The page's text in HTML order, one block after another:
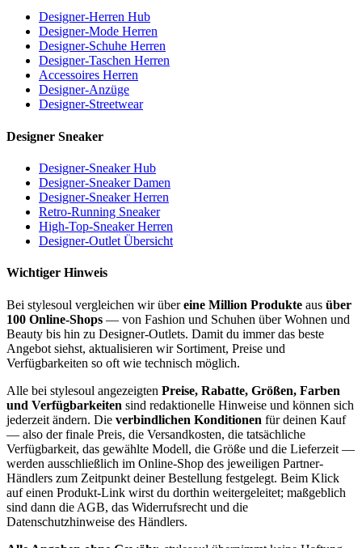
Designer-Herren Hub
Designer-Mode Herren
Designer-Schuhe Herren
Designer-Taschen Herren
Accessoires Herren
Designer-Anzüge
Designer-Streetwear
Designer Sneaker
Designer-Sneaker Hub
Designer-Sneaker Damen
Designer-Sneaker Herren
Retro-Running Sneaker
High-Top-Sneaker Herren
Designer-Outlet Übersicht
Wichtiger Hinweis
Bei stylesoul vergleichen wir übereine Million Produkte aus über
100 Online-Shops — von Fashion und Schuhen über Wohnen und
Beauty bis hin zu Designer-Outlets. Damit du immer das beste
Angebot siehst, aktualisieren wir Sortiment, Preise und
Verfügbarkeiten so oft wie technisch möglich.
Alle bei stylesoul angezeigten Preise, Rabatte, Größen, Farben
und Verfügbarkeiten sind redaktionelle Hinweise und können sich
jederzeit ändern. Die verbindlichen Konditionen für deinen Kauf
— also der finale Preis, die Versandkosten, die tatsächliche
Verfügbarkeit, das gewählte Modell, die Größe und die Lieferzeit —
werden ausschließlich im Online-Shop des jeweiligen Partner-
Händlers zum Zeitpunkt deiner Bestellung festgelegt. Beim Klick
auf einen Produkt-Link wirst du dorthin weitergeleitet; maßgeblich
sind dann die AGB, das Widerrufsrecht und die
Datenschutzhinweise des Händlers.